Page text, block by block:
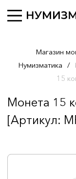
Магазин
Нумизматика /
15
Монета 15
[Артикул: